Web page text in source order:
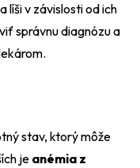
líši v závislosti od ich
správnu diagnózu a
stav, ktorý môže
je anémia z